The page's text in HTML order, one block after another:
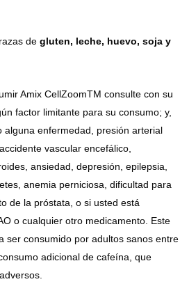
de gluten, leche, huevo, soja y
Amix CellZoomTM consulte con su
factor limitante para su consumo; y,
alguna enfermedad, presión arterial
vascular encefálico,
ansiedad, depresión, epilepsia,
anemia perniciosa, dificultad para
de la próstata, o si usted está
o cualquier otro medicamento. Este
ser consumido por adultos sanos entre
adicional de cafeína, que